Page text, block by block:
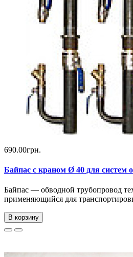
690.00грн.
Байпас с краном Ø 40 для систем
Байпас — обводной трубопровод
применяющийся для
В корзину